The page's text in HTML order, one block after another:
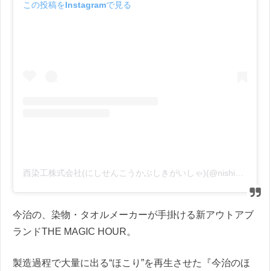
この投稿をInstagramで見る
西染工株式会社(にしせんこうかぶしきがいしゃ)(@nishisenkoh)がシェアした投稿
今治の、染物・タオルメーカーが手掛ける新アウトアブ
ランドTHE MAGIC HOUR。
製造過程で大量に出る“ほこり”を再生させた『今治のほ